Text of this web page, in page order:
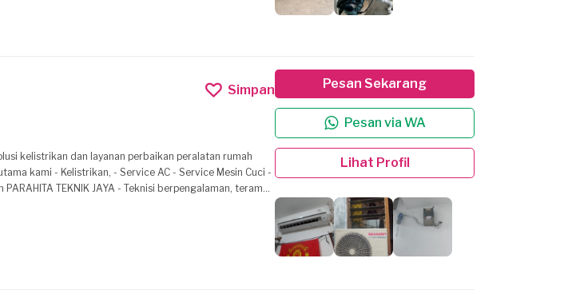
Simpan
kelistrikan dan layanan perbaikan peralatan rumah
atau kebutuhan perbaikan kelistrikan dan peralatan
Pesan Sekarang
Pesan via WA
Lihat Profil